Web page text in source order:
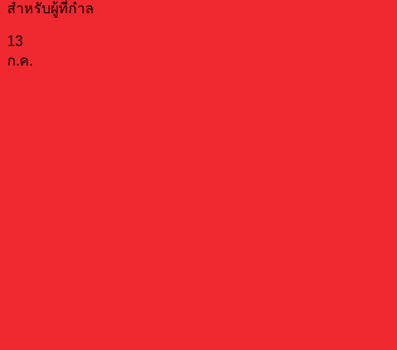
สำหรับผู้ที่กำล
13
ก.ค.